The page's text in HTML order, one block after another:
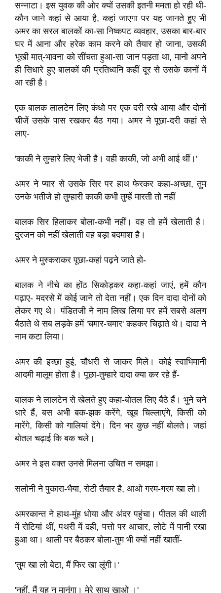
सन्नाटा। इस युवक की ओर क्यों उसकी इतनी ममता हो रही थी-
कौन जाने कहां से आया है, कहां जाएगा पर यह जानते हुए भी
अमर का सरल बालकों का-सा निष्कपट व्यवहार, उसका बार-बार
घर में आना और हरेक काम करने को तैयार हो जाना, उसकी
भूखी मात्-भावना को सींचता हुआ-सा जान पड़ता था, मानो अपने
ही सिधारे हुए बालकों की प्रतिध्‍वनि कहीं दूर से उसके कानों में
आ रही है।
एक बालक लालटेन लिए कंधो पर एक दरी रखे आया और दोनों
चीजें उसके पास रखकर बैठ गया। अमर ने पूछा-दरी कहां से
लाए-
'काकी ने तुम्हारे लिए भेजी है। वही काकी, जो अभी आई थीं।'
अमर ने प्यार से उसके सिर पर हाथ फेरकर कहा-अच्छा, तुम
उनके भतीजे हो तुम्हारी काकी कभी तुम्हें मारती तो नहीं
बालक सिर हिलाकर बोला-कभी नहीं। वह तो हमें खेलाती है।
दुरजन को नहीं खेलाती वह बड़ा बदमाश है।
अमर ने मुस्कराकर पूछा-कहां पढ़ने जाते हो-
बालक ने नीचे का होंठ सिकोड़कर कहा-कहां जाएं, हमें कौन
पढ़ाए- मदरसे में कोई जाने तो देता नहीं। एक दिन दादा दोनों को
लेकर गए थे। पंडितजी ने नाम लिख लिया पर हमें सबसे अलग
बैठाते थे सब लड़के हमें 'चमार-चमार' कहकर चिढ़ाते थे। दादा ने
नाम कटा लिया।
अमर की इच्छा हुई, चौधरी से जाकर मिले। कोई स्वाभिमानी
आदमी मालूम होता है। पूछा-तुम्हारे दादा क्या कर रहे हैं-
बालक ने लालटेन से खेलते हुए कहा-बोतल लिए बैठे हैं। भुने चने
धारे हैं, बस अभी बक-झक करेंगे, खूब चिल्लाएंगे, किसी को
मारेंगे, किसी को गालियां देंगे। दिन भर कुछ नहीं बोलते। जहां
बोतल चढ़ाई कि बक चले।
अमर ने इस वक्त उनसे मिलना उचित न समझा।
सलोनी ने पुकारा-भैया, रोटी तैयार है, आओ गरम-गरम खा लो।
अमरकान्त ने हाथ-मुंह धोया और अंदर पहुंचा। पीतल की थाली
में रोटियां थीं, पथरी में दही, पत्तो पर आचार, लोटे में पानी रखा
हुआ था। थाली पर बैठकर बोला-तुम भी क्‍यों नहीं खातीं-
'तुम खा लो बेटा, मैं फिर खा लूंगी।'
'नहीं, मैं यह न मानूंगा। मेरे साथ खाओ ।'